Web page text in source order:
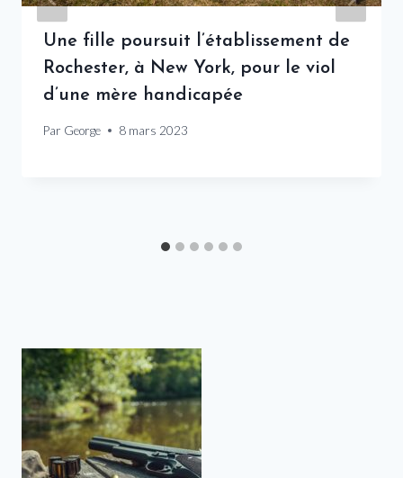
Une fille poursuit l’établissement de
Rochester, à New York, pour le viol
d’une mère handicapée
Par George 8 mars 2023